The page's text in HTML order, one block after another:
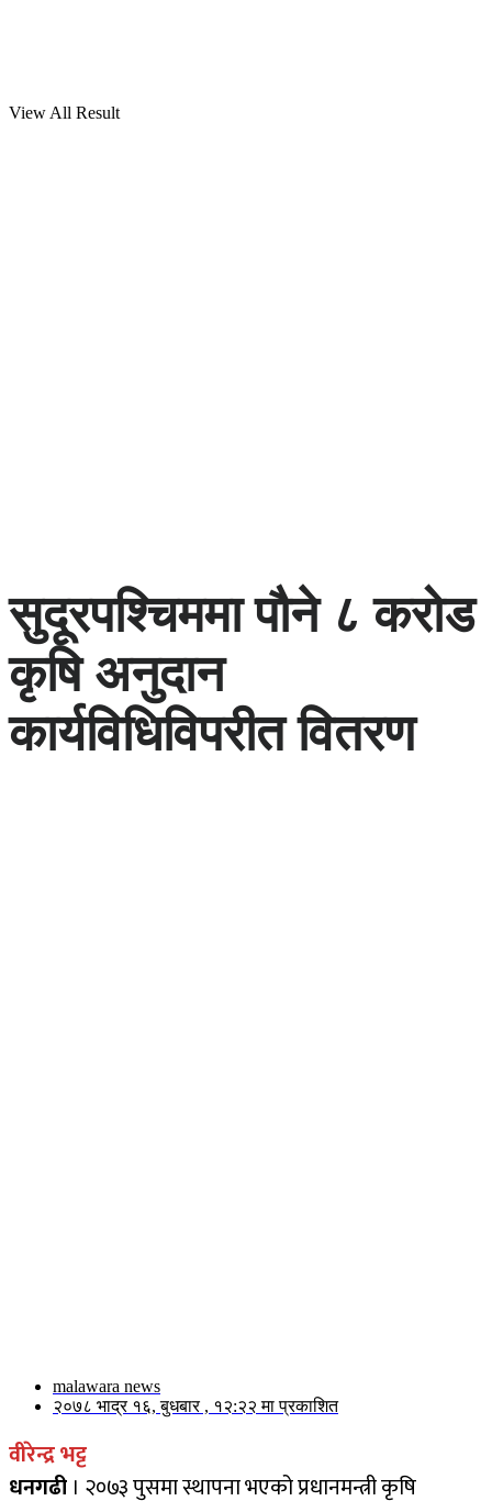
View All Result
सुदूरपश्चिममा पौने ८ करोड
कृषि अनुदान
कार्यविधिविपरीत वितरण
malawara news
२०७८ भाद्र १६, बुधबार , १२:२२ मा प्रकाशित
वीरेन्द्र भट्ट
धनगढी । २०७३ पुसमा स्थापना भएको प्रधानमन्त्री कृषि